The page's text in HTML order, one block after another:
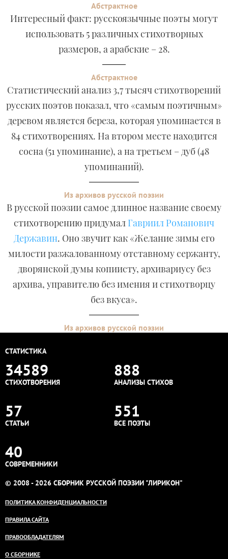
Абстрактное
Интересный факт: русскоязычные поэты могут
использовать 5 различных стихотворных
размеров, а арабские – 28.
Абстрактное
Статистический анализ 3,7 тысяч стихотворений
русских поэтов показал, что «самым поэтичным»
деревом является береза, которая упоминается в
84 стихотворениях. На втором месте находится
сосна (51 упоминание), а на третьем – дуб (48
упоминаний).
Из архивов русской поэзии
В русской поэзии самое длинное название своему
стихотворению придумал Гавриил Романович
Державин. Оно звучит как «Желание зимы его
милости разжалованному отставному сержанту,
дворянской думы копиисту, архивариусу без
архива, управителю без имения и стихотворцу
без вкуса».
Из архивов русской поэзии
СТАТИСТИКА
34589
СТИХОТВОРЕНИЯ
888
АНАЛИЗЫ СТИХОВ
57
СТАТЬИ
551
ВСЕ ПОЭТЫ
40
СОВРЕМЕННИКИ
© 2008 - 2026 СБОРНИК РУССКОЙ ПОЭЗИИ "ЛИРИКОН"
ПОЛИТИКА КОНФИДЕНЦИАЛЬНОСТИ
ПРАВИЛА САЙТА
ПРАВООБЛАДАТЕЛЯМ
О СБОРНИКЕ